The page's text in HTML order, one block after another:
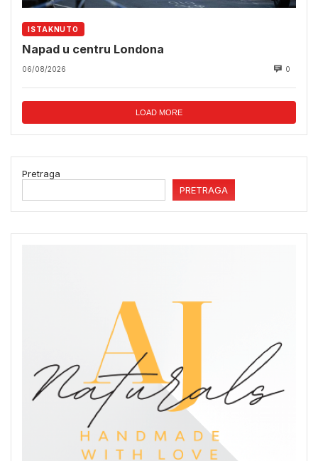
ISTAKNUTO
Napad u centru Londona
06/08/2026 0
LOAD MORE
Pretraga
PRETRAGA